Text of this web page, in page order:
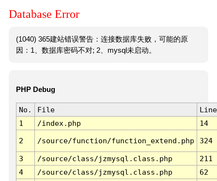
Database Error
(1040) 365建站错误警告：连接数据库失败，可能的原
因：1、数据库密码不对; 2、mysql未启动。
PHP Debug
No. File
Line
1
/index.php 14
2 /source/function/function_extend.php 324
3 /source/class/jzmysql.class.php
211
4
/source/class/jzmysql.class.php
62